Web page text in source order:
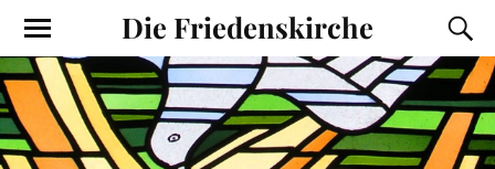
Die Friedenskirche